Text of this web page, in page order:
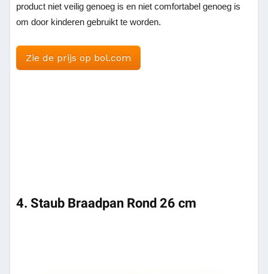
product niet veilig genoeg is en niet comfortabel genoeg is
om door kinderen gebruikt te worden.
Zie de prijs op bol.com
4. Staub Braadpan Rond 26 cm